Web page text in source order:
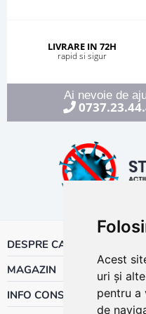
Acest
uri și
pentru a
de
LIVRARE IN 72H
rapid si sigur
Ai nevoie de
DESPRE CALOR
MAGAZIN
INFO CONSUMATOR